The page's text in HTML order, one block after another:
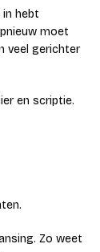
in hebt
moet
veel gerichter
en scriptie.
Zo weet